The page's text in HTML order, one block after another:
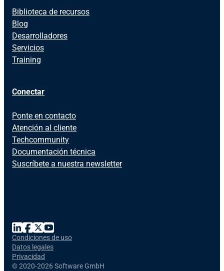
Biblioteca de recursos
Blog
Desarrolladores
Servicios
Training
Conectar
Ponte en contacto
Atención al cliente
Techcommunity
Documentación técnica
Suscríbete a nuestra newsletter
©2020-2026 Software GmbH
Condiciones de uso
Datos legales
Privacidad